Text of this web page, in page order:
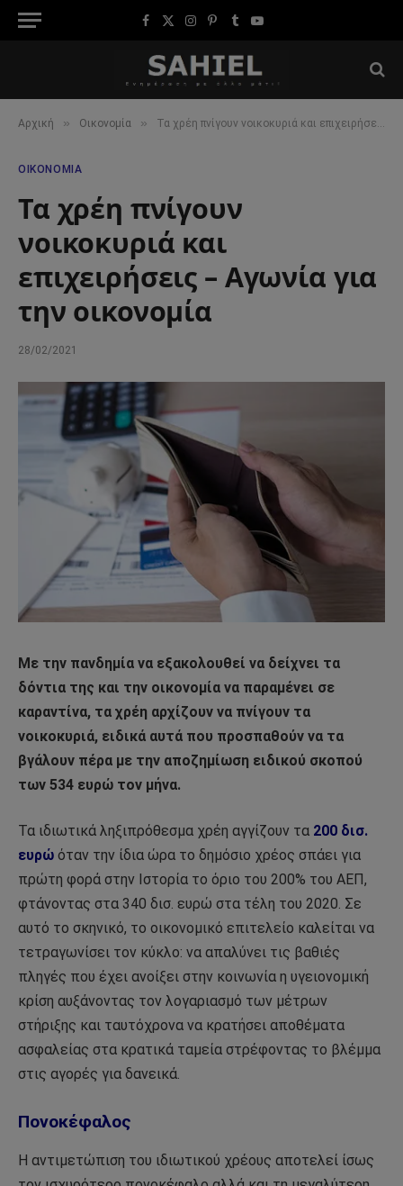
Facebook
X
Instagram
Pinterest
TumblrYouTube
Αρχική » Οικονομία » Τα χρέη πνίγουν νοικοκυριά και επιχειρήσεις – Αγωνία για την οικονομία
ΟΙΚΟΝΟΜΊΑ
Τα χρέη πνίγουν
νοικοκυριά και
επιχειρήσεις – Αγωνία για
την οικονομία
28/02/2021
Με την πανδημία να εξακολουθεί να δείχνει τα
δόντια της και την οικονομία να παραμένει σε
καραντίνα, τα χρέη αρχίζουν να πνίγουν τα
νοικοκυριά, ειδικά αυτά που προσπαθούν να τα
βγάλουν πέρα με την αποζημίωση ειδικού σκοπού
των 534 ευρώ τον μήνα.
Τα ιδιωτικά ληξιπρόθεσμα χρέη αγγίζουν τα 200 δισ.
ευρώ όταν την ίδια ώρα το δημόσιο χρέος σπάει για
πρώτη φορά στην Ιστορία το όριο του 200% του ΑΕΠ,
φτάνοντας στα 340 δισ. ευρώ στα τέλη του 2020. Σε
αυτό το σκηνικό, το οικονομικό επιτελείο καλείται να
τετραγωνίσει τον κύκλο: να απαλύνει τις βαθιές
πληγές που έχει ανοίξει στην κοινωνία η υγειονομική
κρίση αυξάνοντας τον λογαριασμό των μέτρων
στήριξης και ταυτόχρονα να κρατήσει αποθέματα
ασφαλείας στα κρατικά ταμεία στρέφοντας το βλέμμα
στις αγορές για δανεικά.
Πονοκέφαλος
Η αντιμετώπιση του ιδιωτικού χρέους αποτελεί ίσως